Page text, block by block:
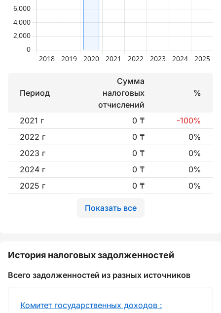
Период
Сумма
налоговых
отчислений
%
2021 г 0 ₸
-100%
2022 г
0 ₸
0%
2023 г
0 ₸
0%
2024 г
0 ₸
0%
2025 г
0 ₸ 0%
Показать все
История налоговых задолженностей
Всего задолженностей из разных источников
Комитет государственных доходов :